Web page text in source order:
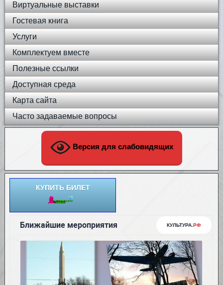
Виртуальные выставки
Гостевая книга
Услуги
Комплектуем вместе
Полезные ссылки
Доступная среда
Карта сайта
Часто задаваемые вопросы
Версия для слабовидящих
КУПИТЬ БИЛЕТ